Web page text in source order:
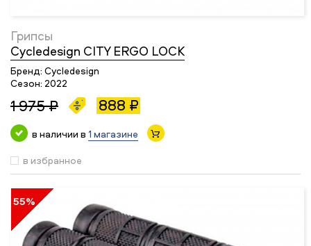
Грипсы
Cycledesign CITY ERGO LOCK
Бренд: Cycledesign
Сезон: 2022
1 975 ₽ 888 ₽
в наличии в 1 магазине
в избранное
55%